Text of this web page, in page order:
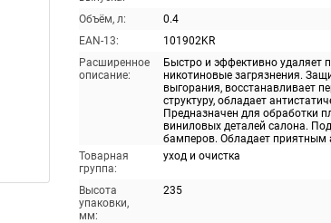
Объём, л:
0.4
EAN-13:
101902KR
Расширенное
описание:
Быстро и эффективно удаляет
никотиновые загрязнения.
выгорания, восстанавливает
структуру, обладает
Предназначен для обработки
виниловых деталей салона.
бамперов. Обладает приятным
Товарная
группа:
уход и очистка
Высота
упаковки,
мм:
235